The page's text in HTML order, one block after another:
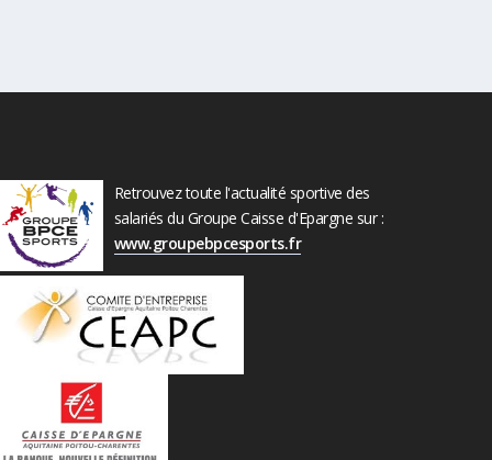
Retrouvez toute l'actualité sportive des
salariés du Groupe Caisse d'Epargne sur :
www.groupebpcesports.fr